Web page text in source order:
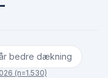
bedre dækning
(n=1.530)